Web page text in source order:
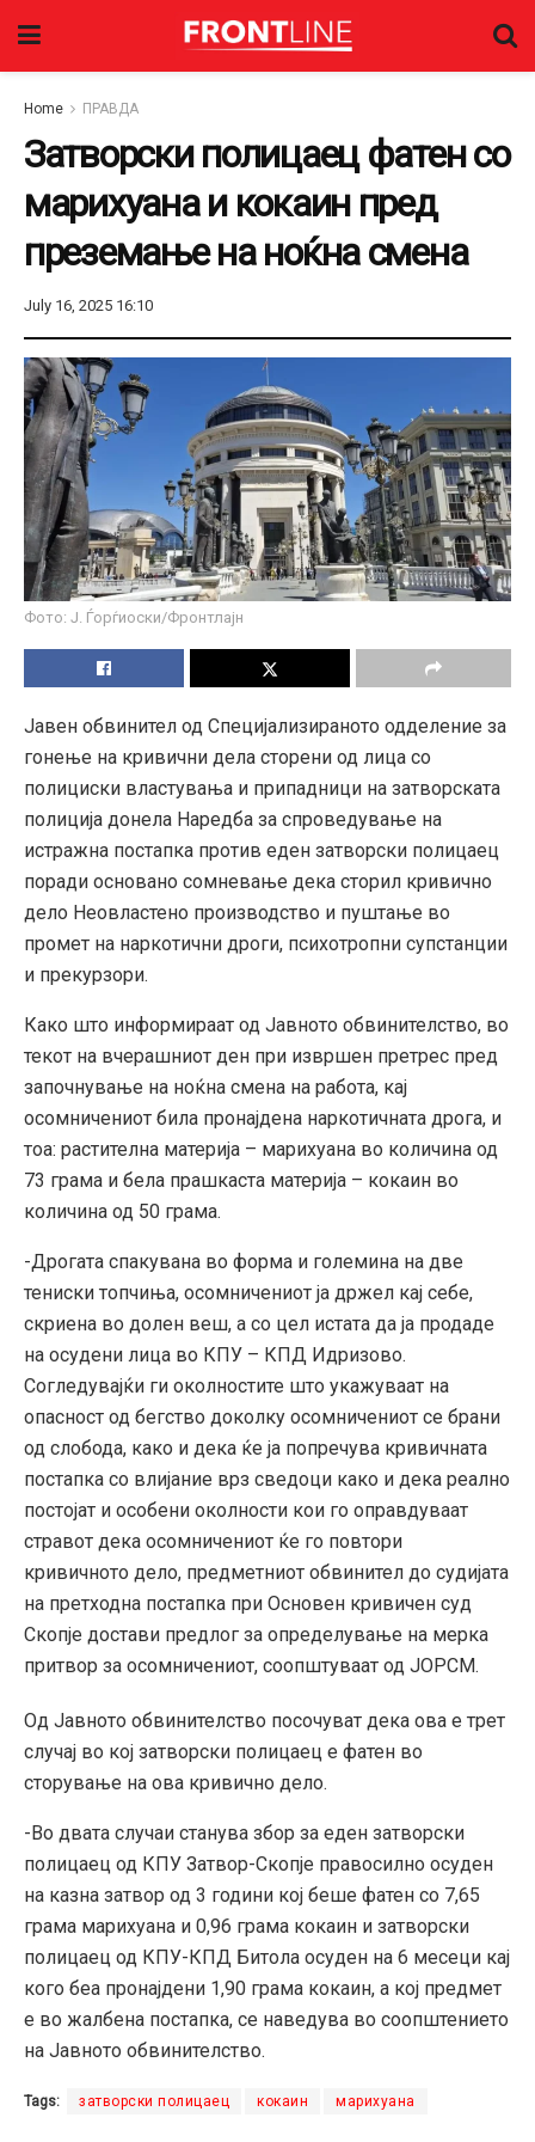
Home ПРАВДА
Затворски полицаец фатен со
марихуана и кокаин пред
преземање на ноќна смена
July 16, 2025 16:10
Фото: Ј. Ѓорѓиоски/Фронтлајн
Јавен обвинител од Специјализираното одделение за
гонење на кривични дела сторени од лица со
полициски властувања и припадници на затворската
полиција донела Наредба за спроведување на
истражна постапка против еден затворски полицаец
поради основано сомневање дека сторил кривично
дело Неовластено производство и пуштање во
промет на наркотични дроги, психотропни супстанции
и прекурзори.
Како што информираат од Јавното обвинителство, во
текот на вчерашниот ден при извршен претрес пред
започнување на ноќна смена на работа, кај
осомничениот била пронајдена наркотичната дрога, и
тоа: растителна материја – марихуана во количина од
73 грама и бела прашкаста материја – кокаин во
количина од 50 грама.
-Дрогата спакувана во форма и големина на две
тениски топчиња, осомничениот ја држел кај себе,
скриена во долен веш, а со цел истата да ја продаде
на осудени лица во КПУ – КПД Идризово.
Согледувајќи ги околностите што укажуваат на
опасност од бегство доколку осомничениот се брани
од слобода, како и дека ќе ја попречува кривичната
постапка со влијание врз сведоци како и дека реално
постојат и особени околности кои го оправдуваат
стравот дека осомничениот ќе го повтори
кривичното дело, предметниот обвинител до судијата
на претходна постапка при Основен кривичен суд
Скопје достави предлог за определување на мерка
притвор за осомничениот, соопштуваат од ЈОРСМ.
Од Јавното обвинителство посочуват дека ова е трет
случај во кој затворски полицаец е фатен во
сторување на ова кривично дело.
-Во двата случаи станува збор за еден затворски
полицаец од КПУ Затвор-Скопје правосилно осуден
на казна затвор од 3 години кој беше фатен со 7,65
грама марихуана и 0,96 грама кокаин и затворски
полицаец од КПУ-КПД Битола осуден на 6 месеци кај
кого беа пронајдени 1,90 грама кокаин, а кој предмет
е во жалбена постапка, се наведува во соопштението
на Јавното обвинителство.
Tags: затворски полицаец кокаин марихуана